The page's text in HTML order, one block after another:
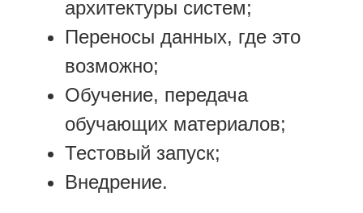
архитектуры систем;
Переносы данных, где это
возможно;
Обучение, передача
обучающих материалов;
Тестовый запуск;
Внедрение.